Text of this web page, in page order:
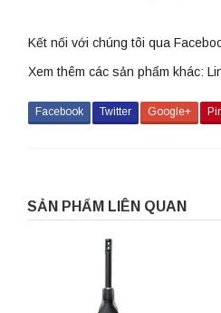
Kết nối với chúng tôi qua
Xem thêm các sản phẩm khác:
Facebook Twitter Google+
SẢN PHẨM LIÊN QUAN